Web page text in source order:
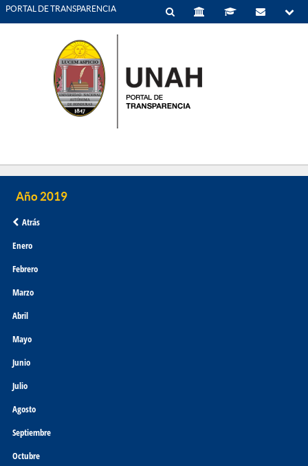
PORTAL DE TRANSPARENCIA
Atrás
Enero
Febrero
Marzo
Abril
Mayo
Junio
Julio
Agosto
Septiembre
Octubre